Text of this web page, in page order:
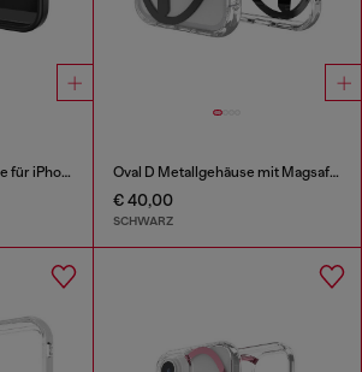
Ringstand-Magsafe Case für iPhone 17 Oval D Metallgehäuse mit Magsafe für iPhone 17 Pro
€ 40,00
SCHWARZ